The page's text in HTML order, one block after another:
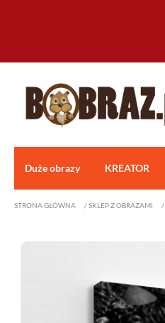
Duże obrazy KREATOR
STRONA GŁÓWNA /SKLEP Z OBRAZAMI /